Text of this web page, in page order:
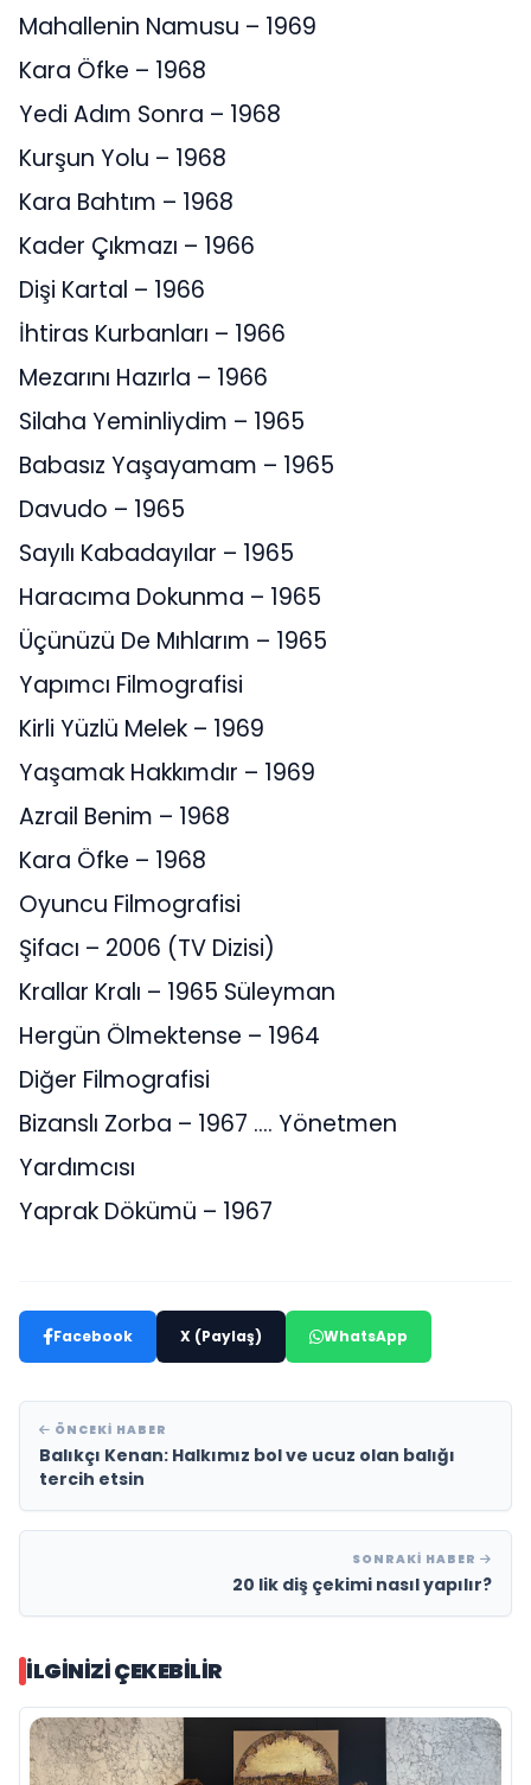
Mahallenin Namusu – 1969
Kara Öfke – 1968
Yedi Adım Sonra – 1968
Kurşun Yolu – 1968
Kara Bahtım – 1968
Kader Çıkmazı – 1966
Dişi Kartal – 1966
İhtiras Kurbanları – 1966
Mezarını Hazırla – 1966
Silaha Yeminliydim – 1965
Babasız Yaşayamam – 1965
Davudo – 1965
Sayılı Kabadayılar – 1965
Haracıma Dokunma – 1965
Üçünüzü De Mıhlarım – 1965
Yapımcı Filmografisi
Kirli Yüzlü Melek – 1969
Yaşamak Hakkımdır – 1969
Azrail Benim – 1968
Kara Öfke – 1968
Oyuncu Filmografisi
Şifacı – 2006 (TV Dizisi)
Krallar Kralı – 1965 Süleyman
Hergün Ölmektense – 1964
Diğer Filmografisi
Bizanslı Zorba – 1967 …. Yönetmen
Yardımcısı
Yaprak Dökümü – 1967
Facebook X (Paylaş) WhatsApp
ÖNCEKI HABER
Balıkçı Kenan: Halkımız bol ve ucuz olan balığı
tercih etsin
SONRAKI HABER
20 lik diş çekimi nasıl yapılır?
İLGINIZI ÇEKEBILIR